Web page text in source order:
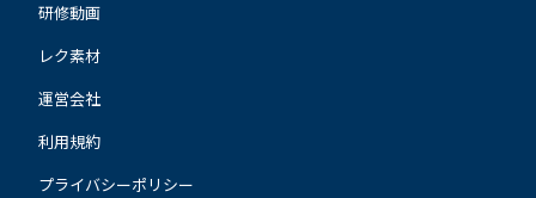
研修動画
レク素材
運営会社
利用規約
プライバシーポリシー